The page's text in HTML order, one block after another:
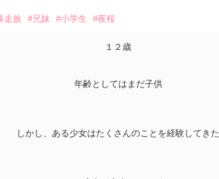
走族 #兄妹 #小学生 #夜桜
１２歳
年齢としてはまだ子供
しかし、ある少女はたくさんのことを経験してきた